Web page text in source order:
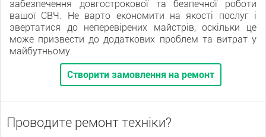
забезпечення довгострокової та безпечної роботи
вашої СВЧ. Не варто економити на якості послуг і
звертатися до неперевірених майстрів, оскільки це
може призвести до додаткових проблем та витрат у
майбутньому.
Створити замовлення на ремонт
Проводите ремонт техніки?